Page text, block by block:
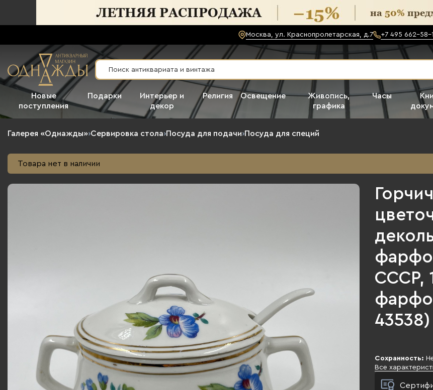
Москва, ул. Краснопролетарская, д.7 +7 495 662-58-
Новые
поступления
Подарки
Интерьер и
декор
Религия Освещение
Живопись,
графика
Часы
Галерея «Однажды»›Сервировка стола›Посуда для подачи›Посуда для специй
Товара нет в наличии
СССР,
43538)
Сохранность:
Все